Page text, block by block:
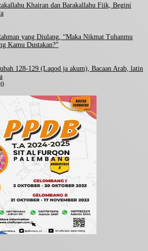
Khairan dan Barakallahu Fiik, Begini
yang Diulang, “Maka Nikmat Tuhanmu
Kamu Dustakan?”
128-129 (Laqod ja akum), Bacaan Arab, latin